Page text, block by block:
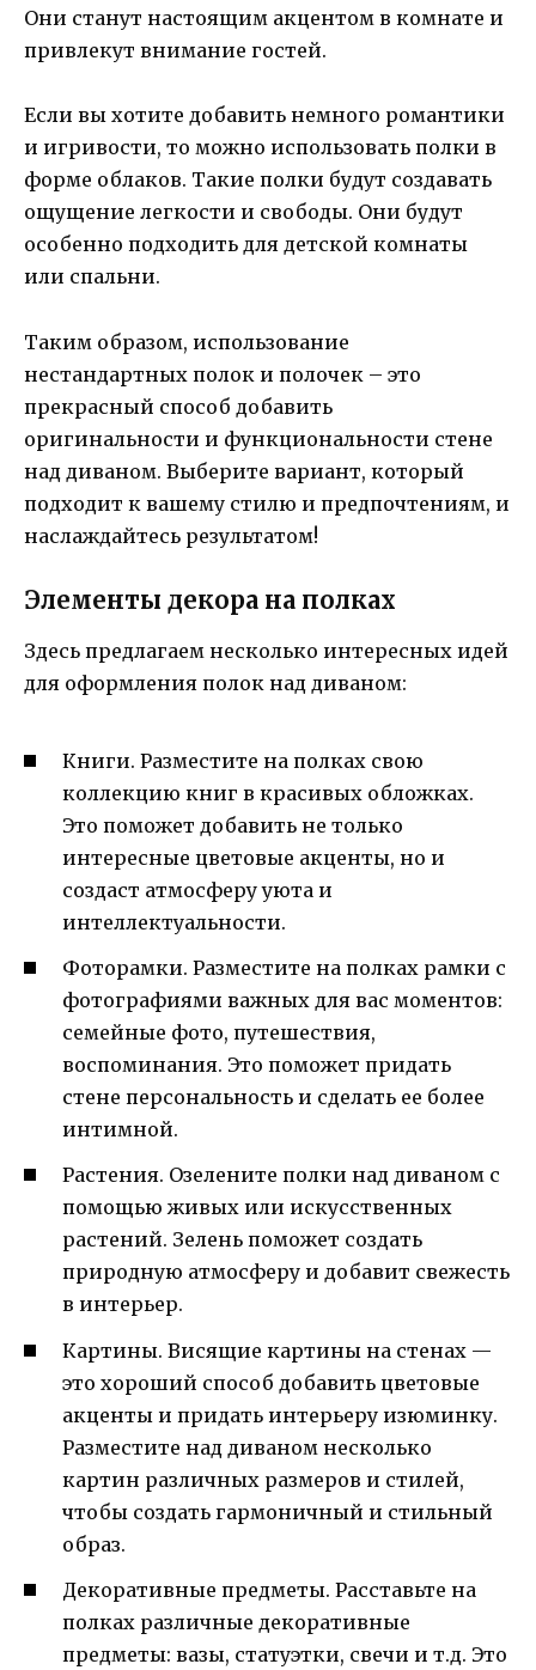
Они станут настоящим акцентом в комнате и
привлекут внимание гостей.
Если вы хотите добавить немного романтики
и игривости, то можно использовать полки в
форме облаков. Такие полки будут создавать
ощущение легкости и свободы. Они будут
особенно подходить для детской комнаты
или спальни.
Таким образом, использование
нестандартных полок и полочек – это
прекрасный способ добавить
оригинальности и функциональности стене
над диваном. Выберите вариант, который
подходит к вашему стилю и предпочтениям, и
наслаждайтесь результатом!
Элементы декора на полках
Здесь предлагаем несколько интересных идей
для оформления полок над диваном:
Книги. Разместите на полках свою
коллекцию книг в красивых обложках.
Это поможет добавить не только
интересные цветовые акценты, но и
создаст атмосферу уюта и
интеллектуальности.
Фоторамки. Разместите на полках рамки с
фотографиями важных для вас моментов:
семейные фото, путешествия,
воспоминания. Это поможет придать
стене персональность и сделать ее более
интимной.
Растения. Озелените полки над диваном с
помощью живых или искусственных
растений. Зелень поможет создать
природную атмосферу и добавит свежесть
в интерьер.
Картины. Висящие картины на стенах —
это хороший способ добавить цветовые
акценты и придать интерьеру изюминку.
Разместите над диваном несколько
картин различных размеров и стилей,
чтобы создать гармоничный и стильный
образ.
Декоративные предметы. Расставьте на
полках различные декоративные
предметы: вазы, статуэтки, свечи и т.д. Это